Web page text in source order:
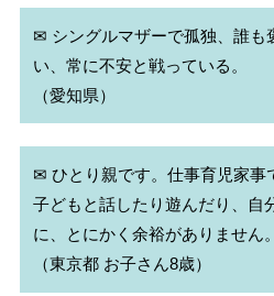
✉ シングルマザーで孤独、誰も
い、常に不安と戦っている。
✉ ひとり親です。仕事育児家事
子どもと話したり遊んだり、自
に、とにかく余裕がありません。